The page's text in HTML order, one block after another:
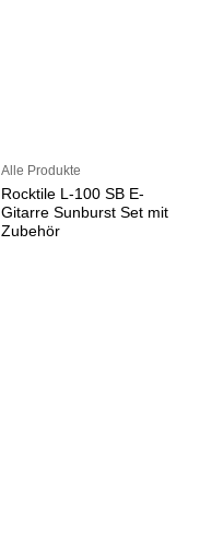
Alle Produkte
Rocktile L-100 SB E-
Gitarre Sunburst Set mit
Zubehör